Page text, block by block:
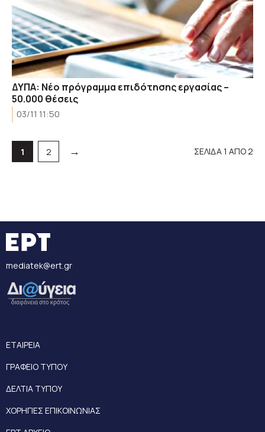
ΔΥΠΑ: Νέο πρόγραμμα επιδότησης εργασίας –
50.000 θέσεις
03/11 11:50
Σελίδα
1 Σελίδα
2 → ΣΕΛΙΔΑ 1 ΑΠΟ 2
mediatek@ert.gr
ΕΤΑΙΡΕΙΑ
ΓΡΑΦΕΙΟ ΤΥΠΟΥ
ΔΕΛΤΙΑ ΤΥΠΟΥ
ΧΟΡΗΓΙΕΣ ΕΠΙΚΟΙΝΩΝΙΑΣ